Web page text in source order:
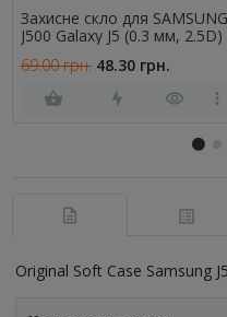
Захисне скло для SAMSUNG
J500 Galaxy J5 (0.3 мм, 2.5D)
69.00 грн. 48.30 грн.
Original Soft Case Samsung